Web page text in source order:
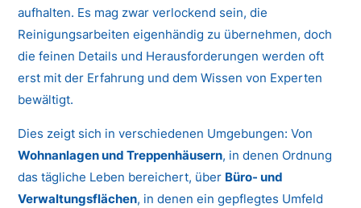
aufhalten. Es mag zwar verlockend sein, die
Reinigungsarbeiten eigenhändig zu übernehmen, doch
die feinen Details und Herausforderungen werden oft
erst mit der Erfahrung und dem Wissen von Experten
bewältigt.
Dies zeigt sich in verschiedenen Umgebungen: Von
Wohnanlagen und Treppenhäusern, in denen Ordnung
das tägliche Leben bereichert, über Büro- und
Verwaltungsflächen, in denen ein gepflegtes Umfeld